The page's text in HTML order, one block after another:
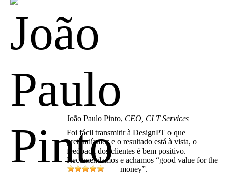
João Paulo Pinto, CEO, CLT Services
Foi fácil transmitir à DesignPT o que
pretendíamos e o resultado está à vista, o
feedback dos clientes é bem positivo.
Recomendamos e achamos “good value for the
money”.